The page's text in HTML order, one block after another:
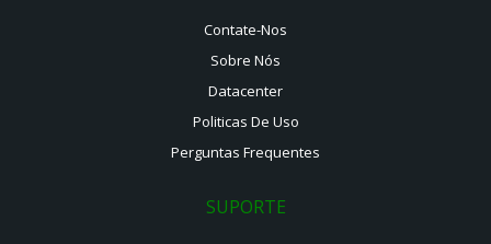
Contate-Nos
Sobre Nós
Datacenter
Politicas De Uso
Perguntas Frequentes
SUPORTE